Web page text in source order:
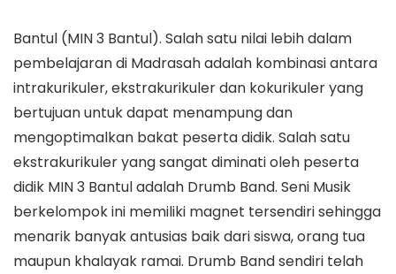
Bantul (MIN 3 Bantul). Salah satu nilai lebih dalam
pembelajaran di Madrasah adalah kombinasi antara
intrakurikuler, ekstrakurikuler dan kokurikuler yang
bertujuan untuk dapat menampung dan
mengoptimalkan bakat peserta didik. Salah satu
ekstrakurikuler yang sangat diminati oleh peserta
didik MIN 3 Bantul adalah Drumb Band. Seni Musik
berkelompok ini memiliki magnet tersendiri sehingga
menarik banyak antusias baik dari siswa, orang tua
maupun khalayak ramai. Drumb Band sendiri telah